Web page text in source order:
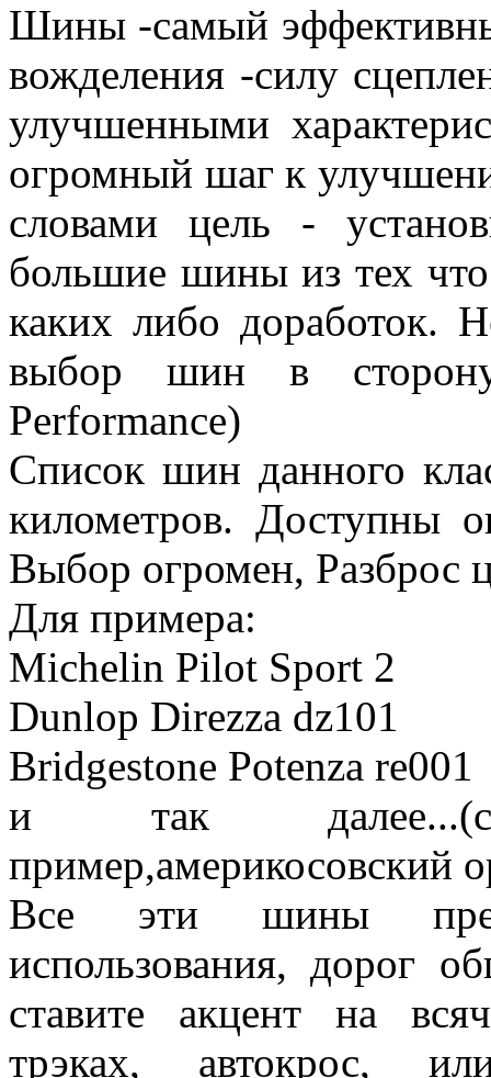
Шины -самый
вожделения -силу
улучшенными
огромный шаг к
словами цель -
большие шины из тех что
каких либо доработок.
выбор шин в
Performance)
Список шин данного
километров. Доступны
Выбор огромен, Разброс
Для примера:
Michelin Pilot Sport 2
Dunlop Direzza dz101
Bridgestone Potenza re001
и так
пример,америкосовский
Все эти шины
использования, дорог
ставите акцент на
трэках, автокрос,